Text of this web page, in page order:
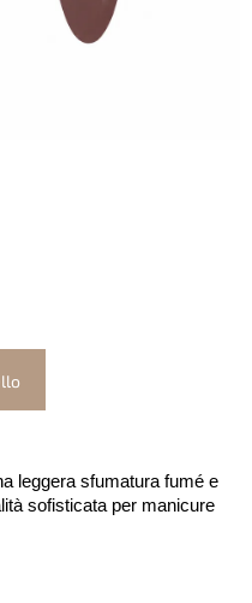
leggera sfumatura fumé e
sofisticata per manicure